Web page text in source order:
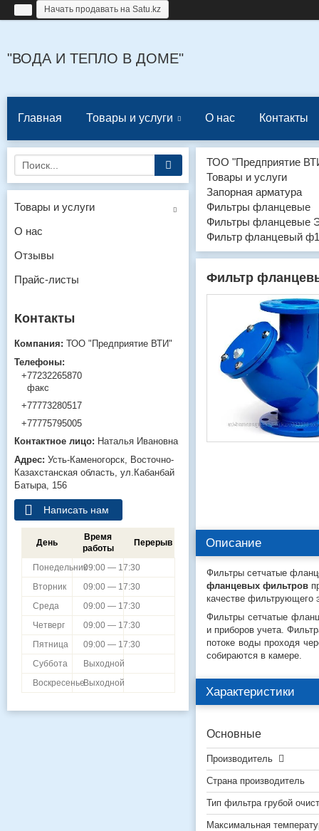
Начать продавать на Satu.kz
"ВОДА И ТЕПЛО В ДОМЕ"
Главная Товары и услуги О нас Контакты
ТОО "Предприятие
Товары и услуги
Запорная арматура
Фильтры фланцевые
Фильтры фланцевые
Фильтр фланцевый
Фильтр
Описание
Фильтры сетчатые
фланцевых фильтров
качестве фильтрующего
Фильтры сетчатые
и приборов учета.
потоке воды проходя
собираются в камере.
Характеристики
Основные
Производитель
Страна производитель
Тип фильтра грубой
Максимальная
Товары и услуги
О нас
Отзывы
Прайс-листы
ТОО "Предприятие ВТИ"
+77232265870
факс
+77773280517
+77775795005
Наталья Ивановна
Усть-Каменогорск
Восточно-
Казахстанская область ул.Кабанбай
Батыра, 156
Написать нам
День
Время
работы
Перерыв
Понедельник09:00 — 17:30
Вторник
09:00 — 17:30
Среда
09:00 — 17:30
Четверг
09:00 — 17:30
Пятница
09:00 — 17:30
Суббота
Выходной
ВоскресеньеВыходной